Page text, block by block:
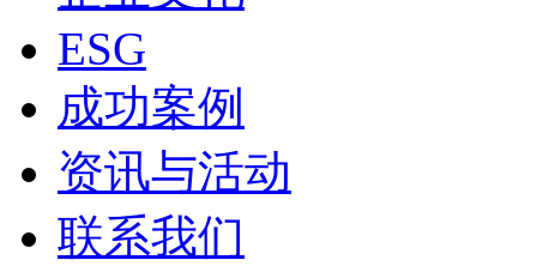
ESG
成功案例
资讯与活动
联系我们